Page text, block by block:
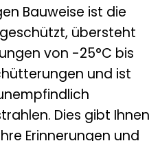
Bauweise ist die
übersteht
von -25°C bis
und ist
Dies gibt Ihnen
Erinnerungen und